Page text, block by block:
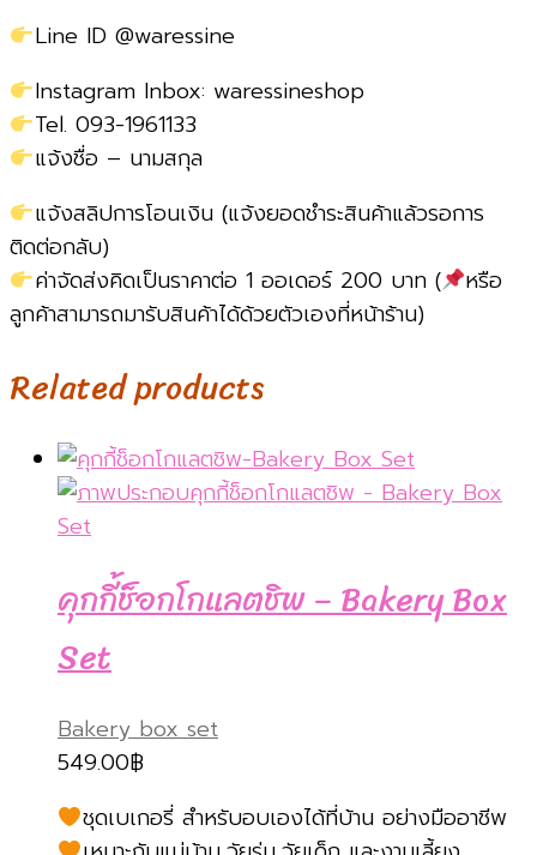
Line ID @waressine
Instagram Inbox: waressineshop
Tel. 093-1961133
แจ้งชื่อ – นามสกุล
แจ้งสลิปการโอนเงิน (แจ้งยอดชำระสินค้าแล้วรอการ
ติดต่อกลับ)
ค่าจัดส่งคิดเป็นราคาต่อ 1 ออเดอร์ 200 บาท (
หรือ
ลูกค้าสามารถมารับสินค้าได้ด้วยตัวเองที่หน้าร้าน)
Related products
คุกกี้ช็อกโกแลตชิพ – Bakery Box
Set
Bakery box set
549.00฿
ชุดเบเกอรี่ สำหรับอบเองได้ที่บ้าน อย่างมืออาชีพ